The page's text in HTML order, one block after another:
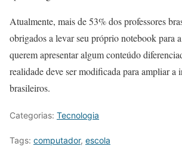
Atualmente, mais de 53% dos professores
obrigados a levar seu próprio notebook para
querem apresentar algum conteúdo
realidade deve ser modificada para ampliar a
brasileiros.
Categorias: Tecnologia
Tags: computador, escola